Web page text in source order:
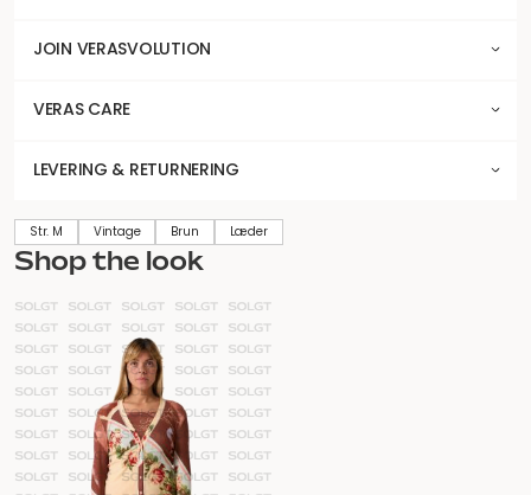
JOIN VERASVOLUTION
VERAS CARE
LEVERING & RETURNERING
Str. M Vintage Brun Læder
Shop the look